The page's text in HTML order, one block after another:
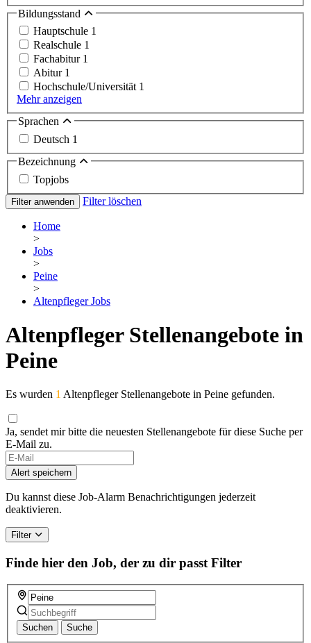
Bildungsstand
Hauptschule 1
Realschule 1
Fachabitur 1
Abitur 1
Hochschule/Universität 1
Mehr anzeigen
Sprachen
Deutsch 1
Bezeichnung
Topjobs
Filter anwenden Filter löschen
Home
>
Jobs
>
Peine
>
Altenpfleger Jobs
Altenpfleger Stellenangebote in
Peine
Es wurden 1 Altenpfleger Stellenangebote in Peine gefunden.
Ja, sendet mir bitte die neuesten Stellenangebote für diese Suche per
E-Mail zu.
Alert speichern
Du kannst diese Job-Alarm Benachrichtigungen jederzeit
deaktivieren.
Filter
Finde hier den Job, der zu dir passt Filter
Suchen Suche